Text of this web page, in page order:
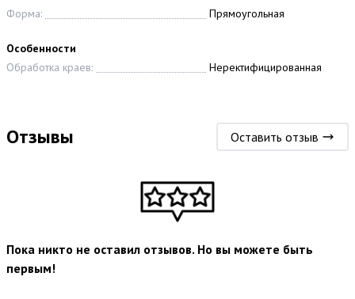
Форма:
Прямоугольная
Особенности
Обработка краев:
Неректифицированная
Отзывы Оставить отзыв
Пока никто не оставил отзывов. Но вы можете быть
первым!